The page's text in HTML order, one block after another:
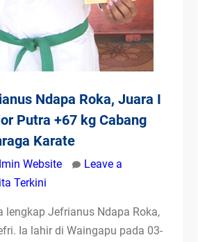
Ndapa Roka, Juara I
Putra +67 kg Cabang
Karate
Website
Leave a
Terkini
lengkap Jefrianus Ndapa Roka,
Ia lahir di Waingapu pada 03-